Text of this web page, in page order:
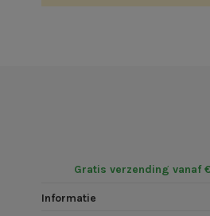
Gratis verzending vanaf
Informatie